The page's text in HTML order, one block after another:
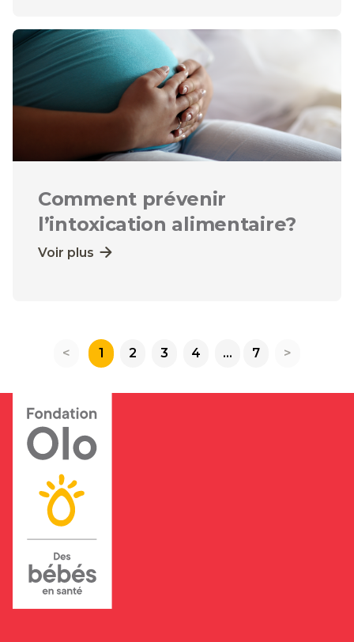
Comment prévenir
l’intoxication alimentaire?
Voir plus
< 1 2 3 4 ... 7 >